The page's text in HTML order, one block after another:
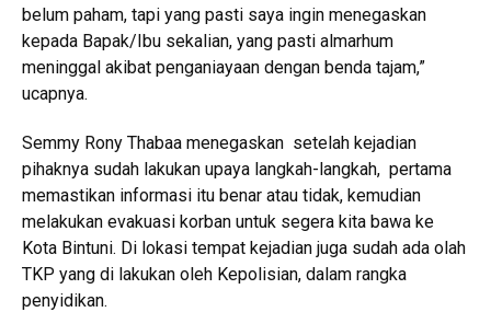
belum paham, tapi yang pasti saya ingin menegaskan
kepada Bapak/Ibu sekalian, yang pasti almarhum
meninggal akibat penganiayaan dengan benda tajam,”
ucapnya.
Semmy Rony Thabaa menegaskan setelah kejadian
pihaknya sudah lakukan upaya langkah-langkah, pertama
memastikan informasi itu benar atau tidak, kemudian
melakukan evakuasi korban untuk segera kita bawa ke
Kota Bintuni. Di lokasi tempat kejadian juga sudah ada olah
TKP yang di lakukan oleh Kepolisian, dalam rangka
penyidikan.